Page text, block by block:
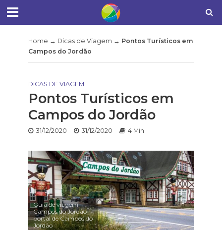
Home → Dicas de Viagem → Pontos Turísticos em
Campos do Jordão
DICAS DE VIAGEM
Pontos Turísticos em
Campos do Jordão
31/12/2020 31/12/2020 4 Min
Guia de viagem
Campos do Jordão -
portal de Campos do
Jordão